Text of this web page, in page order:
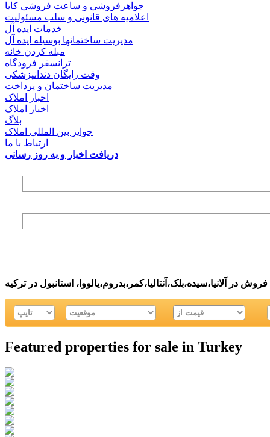
جواهرفروشی و ساعت فروشی کایا
اعلامیه های قانونی و سلب مسئولیت
خدمات ایده آل
مدیریت ساختمانها بوسیله ایده آل
مبله کردن خانه
ترانسفر فرودگاه
وقت رایگان دندانپزشکی
مدیریت ساختمان و پرداخت
اخبار املاک
اخبار املاک
بلاگ
جوایز بین المللی املاک
ارتباط با ما
دریافت اخبار و به روز رسانی
در آلانیا،سیده،بلک،آنتالیا،کمر،بدروم،یالووا، استانبول در ترکیه
Featured properties for sale in Turkey